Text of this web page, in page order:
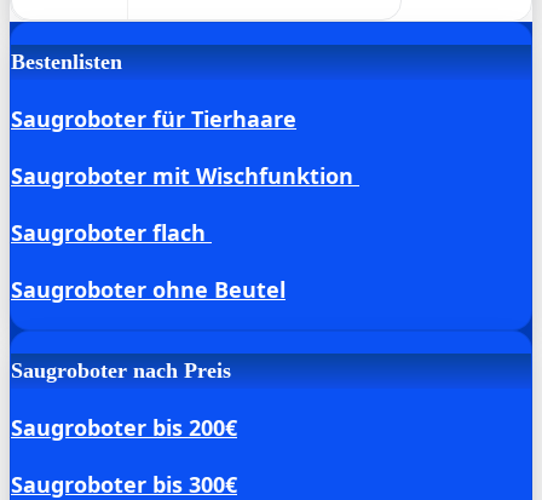
Bestenlisten
Saugroboter für Tierhaare
Saugroboter mit Wischfunktion
Saugroboter flach
Saugroboter ohne Beutel
Saugroboter nach Preis
Saugroboter bis 200€
Saugroboter bis 300€